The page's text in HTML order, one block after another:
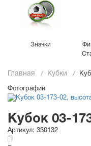
Значки
Главная Кубки
Фотографии
Кубок 03-
Артикул: 330132